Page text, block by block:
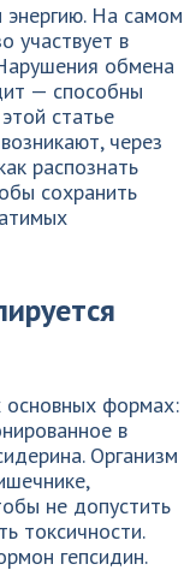
На самом
участвует в
обмена
— способны
статье
через
распознать
сохранить
основных формах:
в
Организм
не допустить
токсичности.
гепсидин.